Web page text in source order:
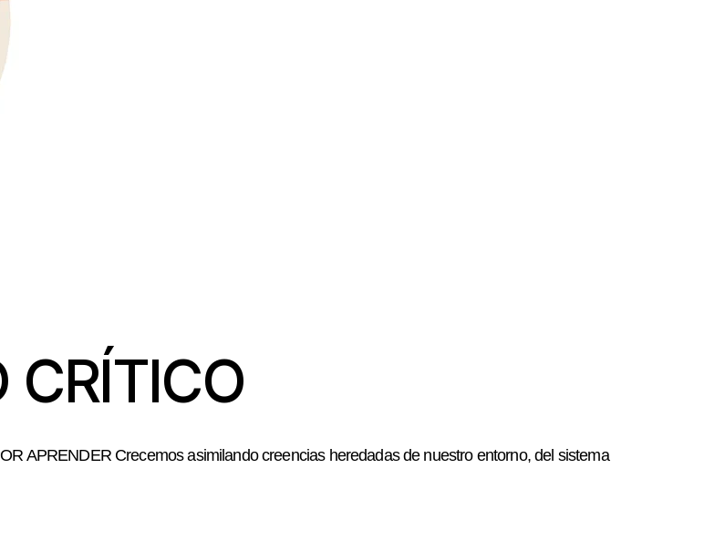
CRÍTICO
APRENDER Crecemos asimilando creencias heredadas de nuestro entorno, del sistema